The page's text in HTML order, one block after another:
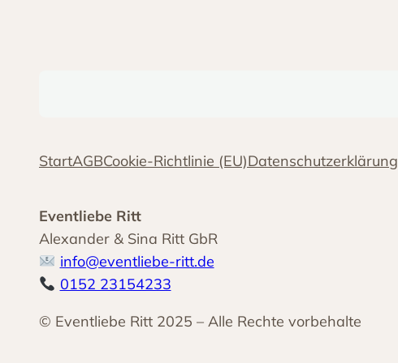
StartAGBCookie-Richtlinie (EU)Datenschutzerklärung
Eventliebe Ritt
Alexander & Sina Ritt GbR
info@eventliebe-ritt.de
0152 23154233
© Eventliebe Ritt 2025 – Alle Rechte vorbehalte